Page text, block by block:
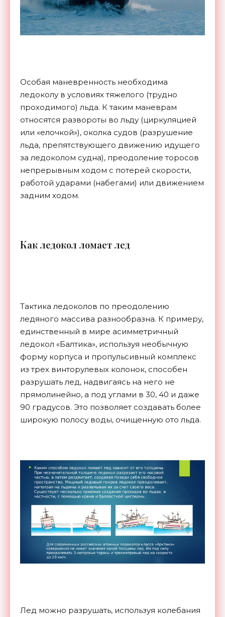
Особая маневренность необходима
ледоколу в условиях тяжелого (трудно
проходимого) льда. К таким маневрам
относятся развороты во льду (циркуляцией
или «елочкой»), околка судов (разрушение
льда, препятствующего движению идущего
за ледоколом судна), преодоление торосов
непрерывным ходом с потерей скорости,
работой ударами (набегами) или движением
задним ходом.
Как ледокол ломает лед
Тактика ледоколов по преодолению
ледяного массива разнообразна. К примеру,
единственный в мире асимметричный
ледокол «Балтика», используя необычную
форму корпуса и пропульсивный комплекс
из трех винторулевых колонок, способен
разрушать лед, надвигаясь на него не
прямолинейно, а под углами в 30, 40 и даже
90 градусов. Это позволяет создавать более
широкую полосу воды, очищенную ото льда.
Лед можно разрушать, используя колебания